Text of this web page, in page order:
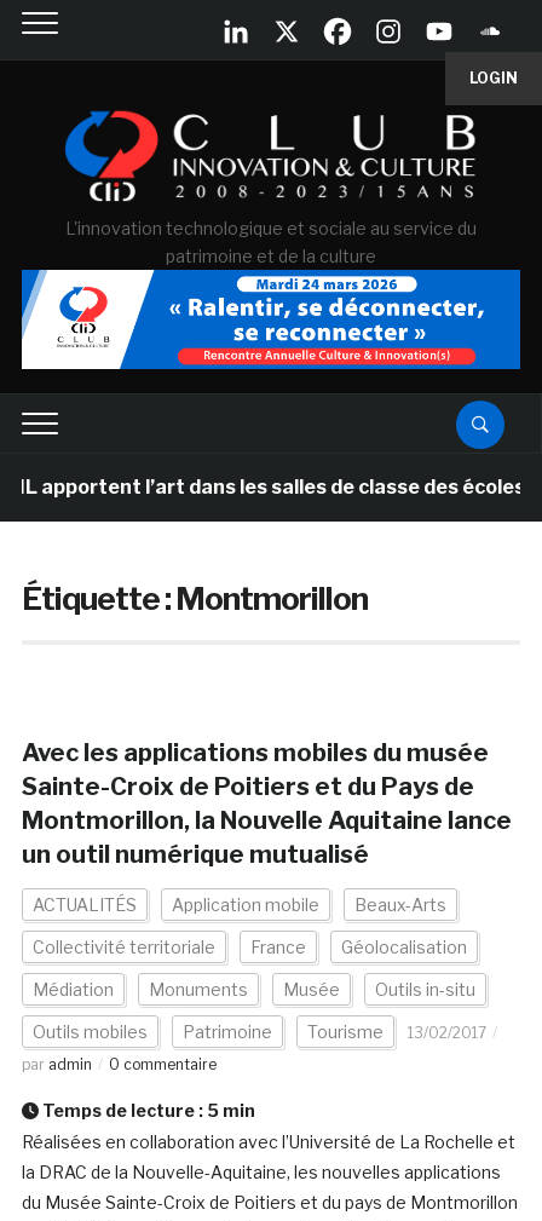
LOGIN
L'innovation technologique et sociale au service du
patrimoine et de la culture
apportent l’art dans les salles de classe des écoles
Étiquette :Montmorillon
Avec les applications mobiles du musée
Sainte-Croix de Poitiers et du Pays de
Montmorillon, la Nouvelle Aquitaine lance
un outil numérique mutualisé
ACTUALITÉS Application mobile Beaux-Arts
Collectivité territoriale France Géolocalisation
Médiation Monuments Musée Outils in-situ
Outils mobiles Patrimoine Tourisme
13/02/2017
par admin 0 commentaire
Temps de lecture : 5 min
Réalisées en collaboration avec l’Université de La Rochelle et
la DRAC de la Nouvelle-Aquitaine, les nouvelles applications
du Musée Sainte-Croix de Poitiers et du pays de Montmorillon